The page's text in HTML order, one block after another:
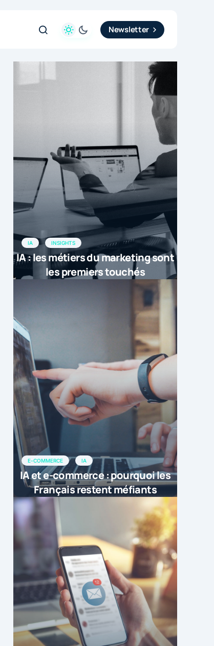
Newsletter
IA INSIGHTS
IA : les métiers du marketing sont
les premiers touchés
E-COMMERCE IA
IA et e-commerce : pourquoi les
Français restent méfiants